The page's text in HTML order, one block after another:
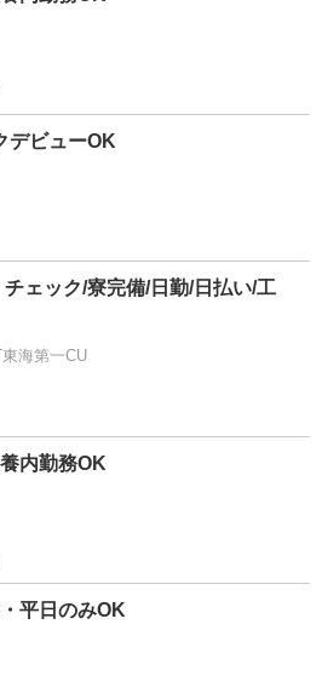
デビューOK
ェック/寮完備/日勤/日払い/工
海第一CU
内勤務OK
平日のみOK